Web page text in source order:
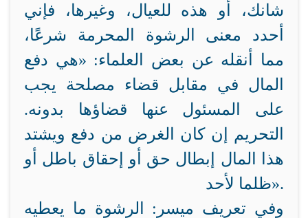
شانك، أو هذه للعيال، وغيرها، فإني
أحدد معنى الرشوة المحرمة شرعًا،
مما أنقله عن بعض العلماء: «هي دفع
المال في مقابل قضاء مصلحة يجب
على المسئول عنها قضاؤها بدونه.
ويشتد التحريم إن كان الغرض من دفع
هذا المال إبطال حق أو إحقاق باطل أو
ظلما لأحد».
وفي تعريف ميسر: الرشوة ما يعطيه